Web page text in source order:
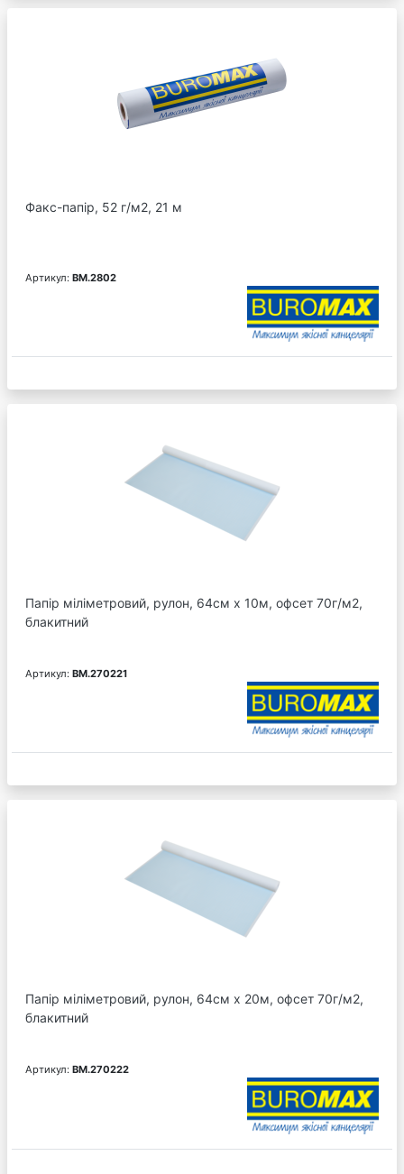
Факс-папір, 52 г/м2, 21 м
Артикул: BM.2802
Папір міліметровий, рулон, 64см х 10м, офсет 70г/м2,
блакитний
Артикул: BM.270221
Папір міліметровий, рулон, 64см х 20м, офсет 70г/м2,
блакитний
Артикул: BM.270222